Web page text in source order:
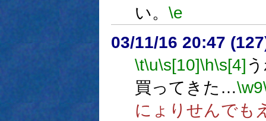
い。 \e
03/11/16 20:47
\t\u\s[10]\h\s[4]
買ってきた…\w9
にょりせんでも